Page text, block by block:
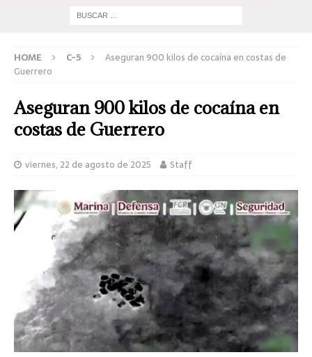
HOME C-5
Aseguran 900 kilos de cocaína en costas de
Guerrero
Aseguran 900 kilos de cocaína en
costas de Guerrero
viernes, 22 de agosto de 2025 Staff